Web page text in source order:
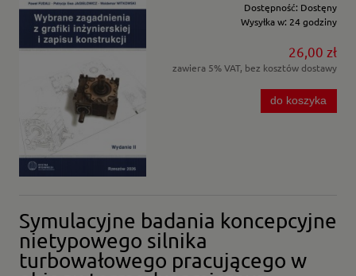
Dostępność: Dostęny
Wysyłka w: 24 godziny
26,00 zł
zawiera 5% VAT, bez kosztów dostawy
do koszyka
Symulacyjne badania koncepcyjne
nietypowego silnika
turbowałowego pracującego w